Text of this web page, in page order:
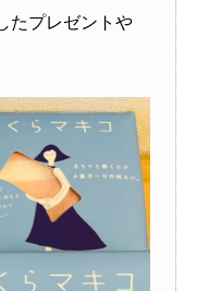
たプレゼントや